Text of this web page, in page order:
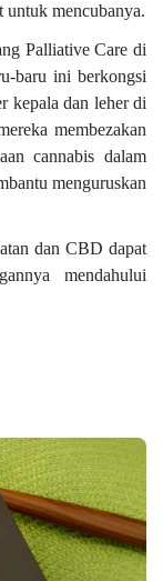
untuk mencubanya.
Palliative Care di
baru ini berkongsi
kepala dan leher di
membezakan
cannabis dalam
menguruskan
dan CBD dapat
mendahului